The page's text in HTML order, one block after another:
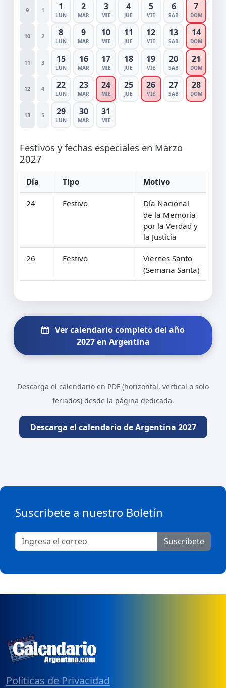
9 1 1
LUN
2
MAR
3
MIE
4
JUE
5
VIE
6
SAB
7
DOM
10 2 8
LUN
9
MAR
10
MIE
11
JUE
12
VIE
13
SAB
14
DOM
11 3 15
LUN
16
MAR
17
MIE
18
JUE
19
VIE
20
SAB
21
DOM
12 4 22
LUN
23
MAR
24
MIE
25
JUE
26
VIE
27
SAB
28
DOM
13 5 29
LUN
30
MAR
31
MIE
Festivos y fechas especiales en Marzo
2027
Día Tipo Motivo
24 Festivo
Día Nacional
de la Memoria
por la Verdad y
la Justicia
26 Festivo
Viernes Santo
(Semana Santa)
Ver calendario completo del año
2027 en Argentina
Descarga el calendario en PDF (horizontal, vertical o solo
feriados) desde la página dedicada.
Descarga el calendario de Argentina 2027
Suscribete a nuestro Boletín
Suscribete
Políticas de Privacidad